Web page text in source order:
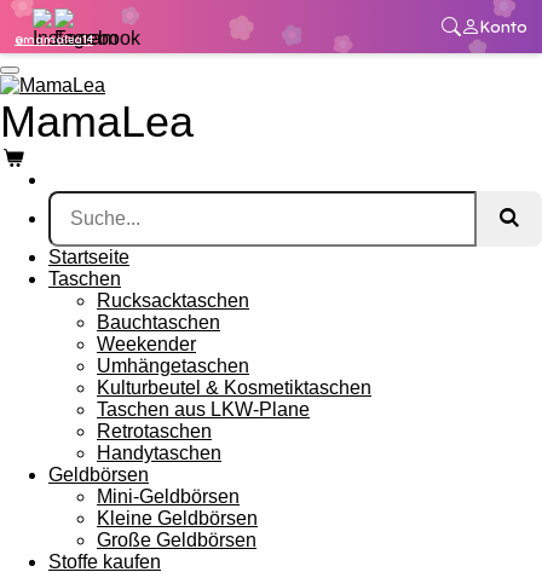
@mamalea14
Konto
Zum
Hauptinhalt
springen
MamaLea
Startseite
Taschen
Rucksacktaschen
Bauchtaschen
Weekender
Umhängetaschen
Kulturbeutel & Kosmetiktaschen
Taschen aus LKW-Plane
Retrotaschen
Handytaschen
Geldbörsen
Mini-Geldbörsen
Kleine Geldbörsen
Große Geldbörsen
Stoffe kaufen